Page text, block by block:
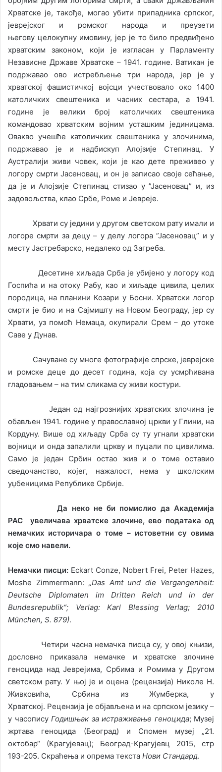
Хрватске је, такође, могао убити припадника српског,
јеврејског и ромског народа и преузети
његову целокупну имовину, јер је то било предвиђено
хрватским законом, који је изгласан у Парламенту
Независне Државе Хрватске – 1941. године. Ватикан је
подржавао ово истребљење три народа, јер је у
хрватској фашистичкој војсци учествовало око 1400
католичких свештеника и часних сестара, а 1941.
године је велики број католичких свештеника
командовао хрватским војним усташким јединицама.
Овакво учешће католичких свештеника у злочинима,
подржавао је и надбискуп Алојзије Степинац. У
Аустралији живи човек, који је као дете преживео у
логору смрти Јасеновац, и он је записао своје сећање,
да је и Алојзије Степинац стизао у ”Јасеновац” и, из
задовољства, клао Србе, Роме и Јевреје.
Хрвати су једини у другом светском рату имали и
логоре смрти за децу – у делу логора ”Јасеновац” и у
месту Јастребарско, недалеко од Загреба.
Десетине хиљада Срба је убијено у логору код
Госпића и на отоку Рабу, као и хиљаде цивила, целих
породица, на планини Козари у Босни. Хрватски логор
смрти је био и на Сајмишту на Новом Београду, јер су
Хрвати, уз помоћ Немаца, окупирали Срем – до утоке
Саве у Дунав.
Сачуване су многе фотографије спрске, јеврејске
и ромске деце до десет година, која су усмрћивана
гладовањем – на тим сликама су живи костури.
Један од најгрознијих хрватских злочина је
обављен 1941. године у православној цркви у Глини, на
Кордуну. Више од хиљаду Срба су ту угнали хрватски
војници и онда запалили цркву и пуцали по цивилима.
Само је један Србин остао жив и о томе оставио
сведочанство, којег, нажалост, нема у школским
уџбеницима Републике Србије.
Да неко не би помислио да Академија
РАС увеличава хрватске злочине, ево података од
немачких историчара о томе – истоветни су овима
које смо навели.
Немачки писци: Eckart Conze, Nobert Frei, Peter Hazes,
Moshe Zimmermann: „Das Amt und die Vergangenheit:
Deutsche Diplomaten im Dritten Reich und in der
Bundesrepublik“; Verlag: Karl Blessing Verlag; 2010
München, S. 879).
Четири часна немачка писца су, у овој књизи,
дословно приказала немачке и хрватске злочине
геноцида над Јеврејима, Србима и Ромима у Другом
светском рату. У њој је и оцена (рецензија) Николе Н.
Живковића, Србина из Жумберка, у
Хрватској. Рецензија је објављена и на српском језику –
у часопису Годишњак за истраживање геноцида; Музеј
жртава геноцида (Београд) и Спомен музеј „21.
октобар“ (Крагујевац); Београд-Крагујевц 2015, стр
193-205. Скраћења и опрема текста Нови Стандард.